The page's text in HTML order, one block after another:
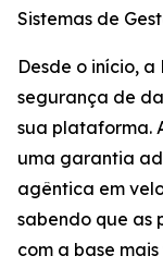
Sistemas de
Desde o início,
segurança de
sua plataforma.
uma garantia
agêntica em
sabendo que as
com a base